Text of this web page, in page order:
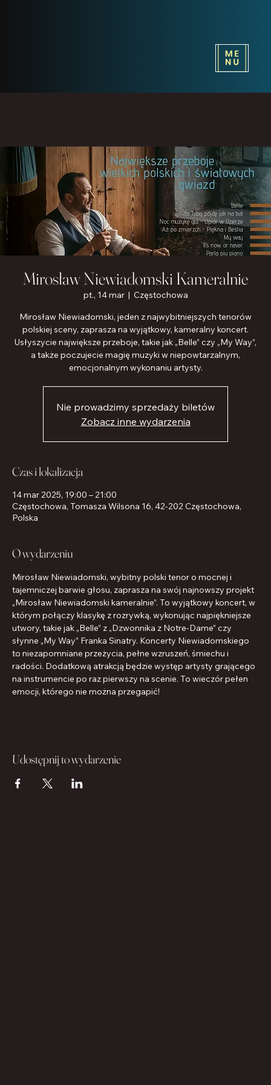
Mirosław Niewiadomski Kameralnie
pt., 14 mar
  |
Częstochowa
Mirosław Niewiadomski, jeden z najwybitniejszych tenorów
polskiej sceny, zaprasza na wyjątkowy, kameralny koncert.
Usłyszycie największe przeboje, takie jak „Belle” czy „My Way”,
a także poczujecie magię muzyki w niepowtarzalnym,
emocjonalnym wykonaniu artysty.
Nie prowadzimy sprzedaży biletów
Zobacz inne wydarzenia
Czas i lokalizacja
14 mar 2025, 19:00 – 21:00
Częstochowa, Tomasza Wilsona 16, 42-202 Częstochowa,
Polska
O wydarzeniu
Mirosław Niewiadomski, wybitny polski tenor o mocnej i
tajemniczej barwie głosu, zaprasza na swój najnowszy projekt
„Mirosław Niewiadomski kameralnie”. To wyjątkowy koncert, w
którym połączy klasykę z rozrywką, wykonując najpiękniejsze
utwory, takie jak „Belle” z „Dzwonnika z Notre-Dame” czy
słynne „My Way” Franka Sinatry. Koncerty Niewiadomskiego
to niezapomniane przeżycia, pełne wzruszeń, śmiechu i
radości. Dodatkową atrakcją będzie występ artysty grającego
na instrumencie po raz pierwszy na scenie. To wieczór pełen
emocji, którego nie można przegapić!
Udostępnij to wydarzenie